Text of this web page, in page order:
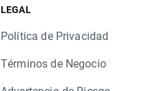
LEGAL
Política de Privacidad
Términos de Negocio